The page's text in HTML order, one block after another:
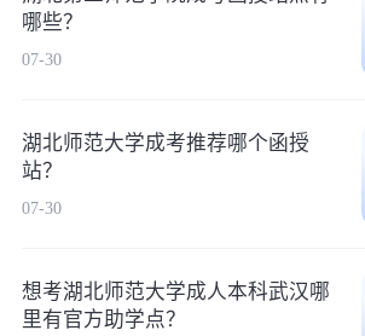
哪些？
07-30
湖北师范大学成考推荐哪个函授
站？
07-30
想考湖北师范大学成人本科武汉哪
里有官方助学点？